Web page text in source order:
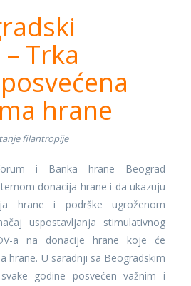
Trka
hrane
filantropije
i Banka hrane Beograd
donacija hrane i da ukazuju
hrane i podrške ugroženom
uspostavljanja stimulativnog
a na donacije hrane koje će
hrane. U saradnji sa Beogradskim
godine posvećen važnim i